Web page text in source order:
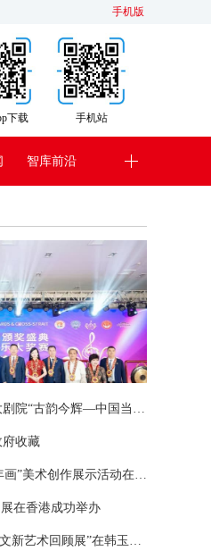
手机版
手机站
下载
智库前沿
韩玉臣作品再度亮相国家大剧院“古韵今辉—中国当代美术名家经典作品展”
收藏
2026年“新生活·新风尚·新年画”美术创作展示活动在江西抚州开幕
在香港成功举办
“大师足迹 奋斗赞歌——张文新艺术回顾展”在韩玉臣美术馆启幕